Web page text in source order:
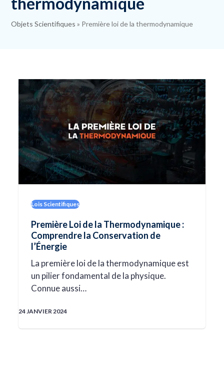
Objets Scientifiques » Première loi de la thermodynamique
Lois Scientifiques
Première Loi de la Thermodynamique :
Comprendre la Conservation de
l’Énergie
La première loi de la thermodynamique est
un pilier fondamental de la physique.
Connue aussi…
24 JANVIER 2024